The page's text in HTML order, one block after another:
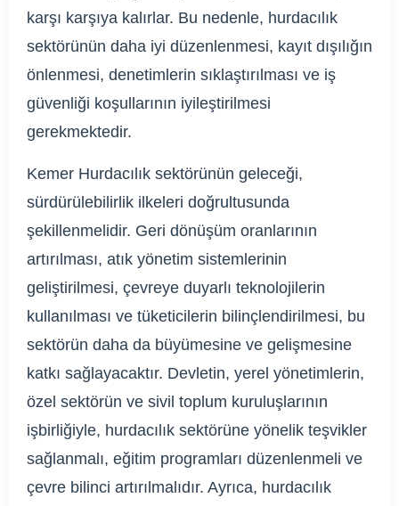
karşı karşıya kalırlar. Bu nedenle, hurdacılık
sektörünün daha iyi düzenlenmesi, kayıt dışılığın
önlenmesi, denetimlerin sıklaştırılması ve iş
güvenliği koşullarının iyileştirilmesi
gerekmektedir.
Kemer Hurdacılık sektörünün geleceği,
sürdürülebilirlik ilkeleri doğrultusunda
şekillenmelidir. Geri dönüşüm oranlarının
artırılması, atık yönetim sistemlerinin
geliştirilmesi, çevreye duyarlı teknolojilerin
kullanılması ve tüketicilerin bilinçlendirilmesi, bu
sektörün daha da büyümesine ve gelişmesine
katkı sağlayacaktır. Devletin, yerel yönetimlerin,
özel sektörün ve sivil toplum kuruluşlarının
işbirliğiyle, hurdacılık sektörüne yönelik teşvikler
sağlanmalı, eğitim programları düzenlenmeli ve
çevre bilinci artırılmalıdır. Ayrıca, hurdacılık